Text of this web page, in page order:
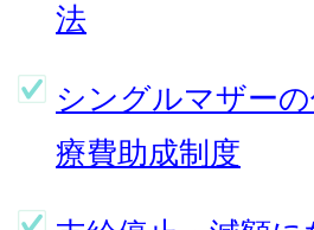
法
シングルマザー
療費助成制度